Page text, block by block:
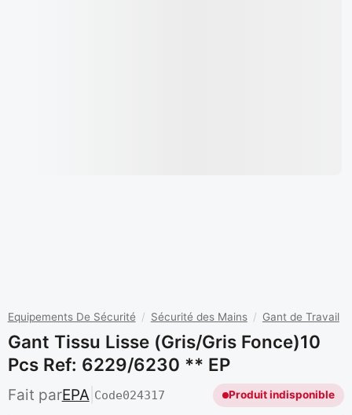
Equipements De Sécurité / Sécurité des Mains / Gant de Travail
Gant Tissu Lisse (gris/gris Fonce)10
Pcs Ref: 6229/6230 ** EP
Fait parEPA| Code024317 Produit indisponible